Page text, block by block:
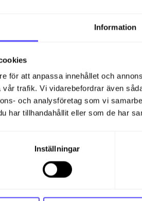
Information
för att anpassa innehållet och
trafik. Vi vidarebefordrar även
och analysföretag som vi
har tillhandahållit eller som de har
Inställningar
Registrerade
Automatiseringsnivå
Partnerlista